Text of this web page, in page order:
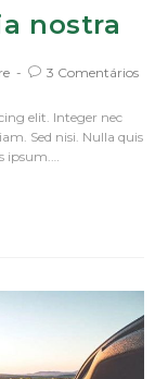
nostra
3 Comentários
elit. Integer nec
Sed nisi. Nulla quis